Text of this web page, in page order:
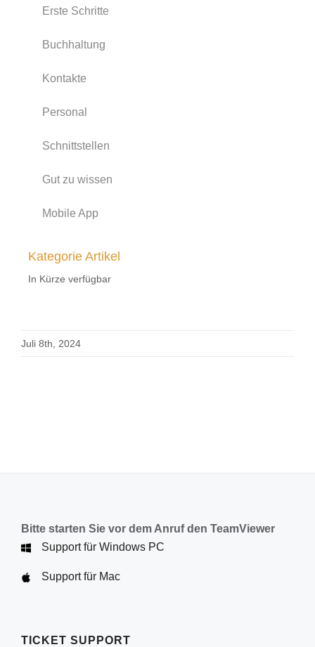
Erste Schritte
Buchhaltung
Kontakte
Personal
Schnittstellen
Gut zu wissen
Mobile App
Kategorie Artikel
In Kürze verfügbar
Juli 8th, 2024
Bitte starten Sie vor dem Anruf den TeamViewer
Support für Windows PC
Support für Mac
TICKET SUPPORT